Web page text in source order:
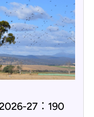
27：190